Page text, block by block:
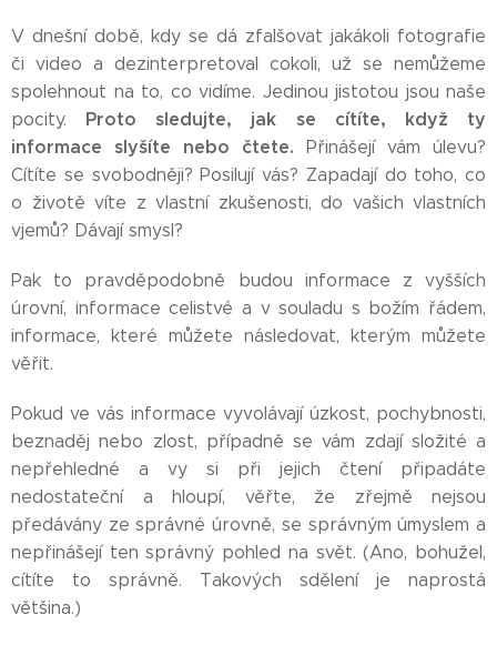
V dnešní době, kdy se dá zfalšovat jakákoli fotografie
či video a dezinterpretoval cokoli, už se nemůžeme
spolehnout na to, co vidíme. Jedinou jistotou jsou naše
pocity. Proto sledujte, jak se cítíte, když ty
informace slyšíte nebo čtete. Přinášejí vám úlevu?
Cítíte se svobodněji? Posilují vás? Zapadají do toho, co
o životě víte z vlastní zkušenosti, do vašich vlastních
vjemů? Dávají smysl?
Pak to pravděpodobně budou informace z vyšších
úrovní, informace celistvé a v souladu s božím řádem,
informace, které můžete následovat, kterým můžete
věřit.
Pokud ve vás informace vyvolávají úzkost, pochybnosti,
beznaděj nebo zlost, případně se vám zdají složité a
nepřehledné a vy si při jejich čtení připadáte
nedostateční a hloupí, věřte, že zřejmě nejsou
předávány ze správné úrovně, se správným úmyslem a
nepřinášejí ten správný pohled na svět. (Ano, bohužel,
cítíte to správně. Takových sdělení je naprostá
většina.)